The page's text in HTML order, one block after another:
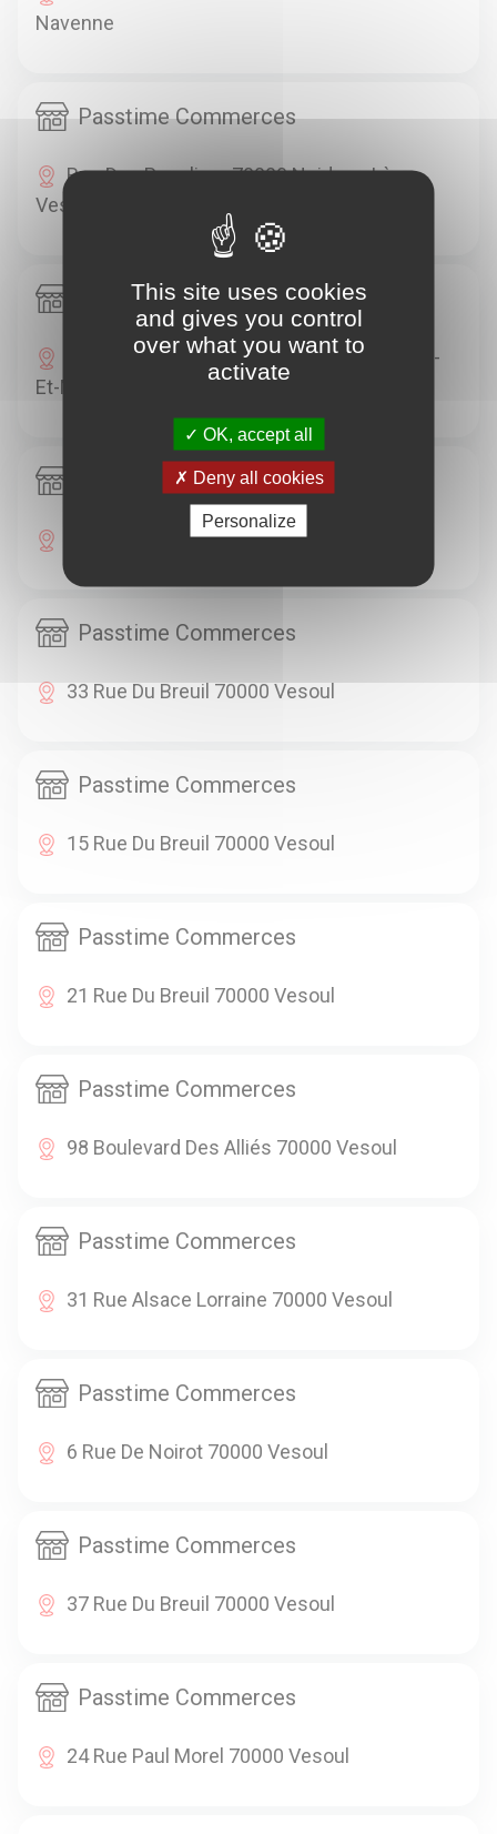
Navenne
Passtime Commerces
Rue Des Peupliers 70000 Noidans-Lès-
Vesoul
Passtime Loisirs
12 Avenue Des Rives Du Lac 70000 Vaivre-
Et-Montoille
Passtime Commerces
18 Place De L'Eglise 70000 Vesoul
Passtime Commerces
33 Rue Du Breuil 70000 Vesoul
Passtime Commerces
15 Rue Du Breuil 70000 Vesoul
Passtime Commerces
21 Rue Du Breuil 70000 Vesoul
Passtime Commerces
98 Boulevard Des Alliés 70000 Vesoul
Passtime Commerces
31 Rue Alsace Lorraine 70000 Vesoul
Passtime Commerces
6 Rue De Noirot 70000 Vesoul
Passtime Commerces
37 Rue Du Breuil 70000 Vesoul
Passtime Commerces
24 Rue Paul Morel 70000 Vesoul
This site uses cookies
and gives you control
over what you want to
activate
OK, accept all
Deny all cookies
Personalize